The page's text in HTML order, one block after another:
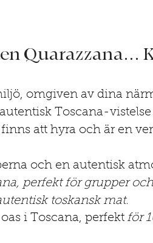
Quarazzana...
omgiven av dina
Toscana-
att hyra och är en
och en autentisk
perfekt för grupper
toskansk mat.
i Toscana, perfekt för